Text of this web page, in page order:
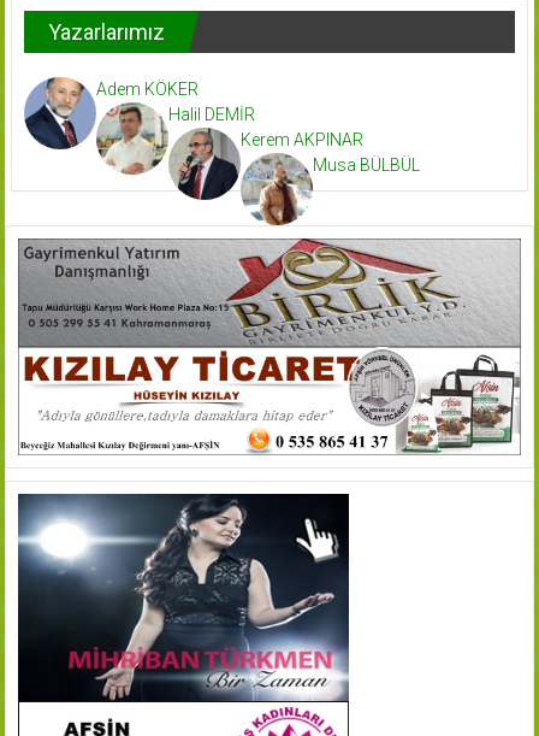
Yazarlarımız
Adem KÖKER
Halil DEMİR
Kerem AKPINAR
Musa BÜLBÜL